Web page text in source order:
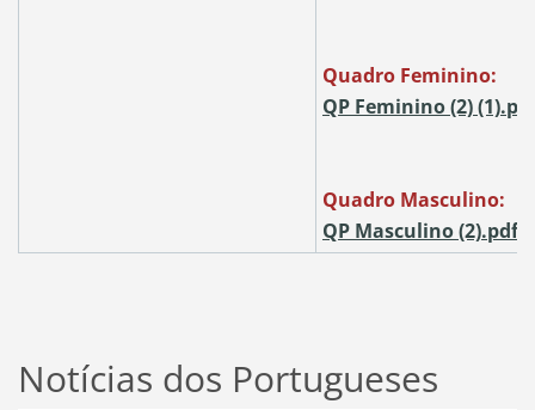
Quadro Feminino:
QP Feminino (2)
Quadro Masculino:
QP Masculino (2).pdf
Notícias dos Portugueses